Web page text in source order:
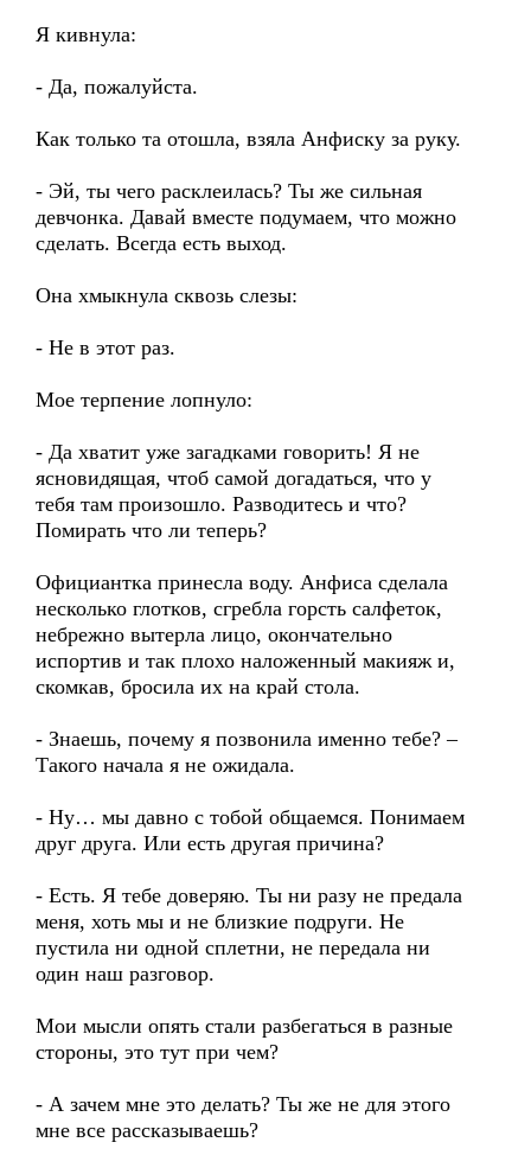
Я кивнула:
- Да, пожалуйста.
Как только та отошла, взяла Анфиску за руку.
- Эй, ты чего расклеилась? Ты же сильная
девчонка. Давай вместе подумаем, что можно
сделать. Всегда есть выход.
Она хмыкнула сквозь слезы:
- Не в этот раз.
Мое терпение лопнуло:
- Да хватит уже загадками говорить! Я не
ясновидящая, чтоб самой догадаться, что у
тебя там произошло. Разводитесь и что?
Помирать что ли теперь?
Официантка принесла воду. Анфиса сделала
несколько глотков, сгребла горсть салфеток,
небрежно вытерла лицо, окончательно
испортив и так плохо наложенный макияж и,
скомкав, бросила их на край стола.
- Знаешь, почему я позвонила именно тебе? –
Такого начала я не ожидала.
- Ну… мы давно с тобой общаемся. Понимаем
друг друга. Или есть другая причина?
- Есть. Я тебе доверяю. Ты ни разу не предала
меня, хоть мы и не близкие подруги. Не
пустила ни одной сплетни, не передала ни
один наш разговор.
Мои мысли опять стали разбегаться в разные
стороны, это тут при чем?
- А зачем мне это делать? Ты же не для этого
мне все рассказываешь?